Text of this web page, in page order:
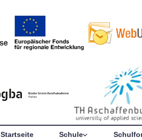
Startseite Schule